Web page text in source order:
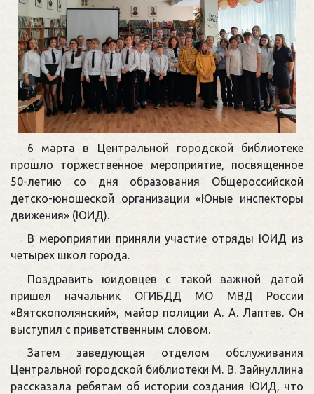
6 марта в Центральной городской библиотеке
прошло торжественное мероприятие, посвященное
50-летию со дня образования Общероссийской
детско-юношеской организации «Юные инспекторы
движения» (ЮИД).
В мероприятии приняли участие отряды ЮИД из
четырех школ города.
Поздравить юидовцев с такой важной датой
пришел начальник ОГИБДД МО МВД России
«Вятскополянский», майор полиции А. А. Лаптев. Он
выступил с приветственным словом.
Затем заведующая отделом обслуживания
Центральной городской библиотеки М. В. Зайнуллина
рассказала ребятам об истории создания ЮИД, что